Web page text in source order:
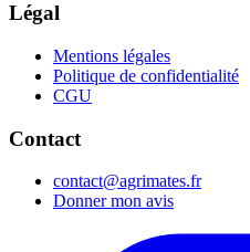
Légal
Mentions légales
Politique de confidentialité
CGU
Contact
contact@agrimates.fr
Donner mon avis